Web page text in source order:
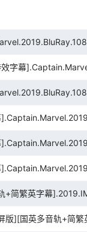
字幕
+简繁英字幕
版][国英多音轨+简